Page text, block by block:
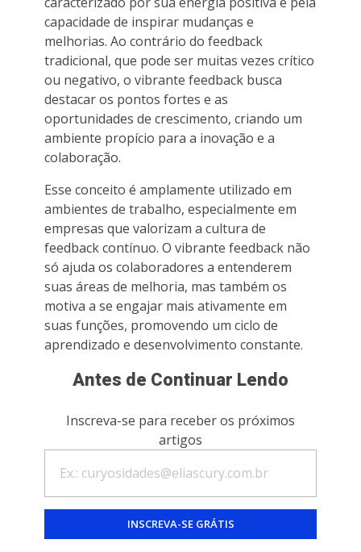
capacidade de inspirar mudanças e
melhorias. Ao contrário do feedback
tradicional, que pode ser muitas vezes crítico
ou negativo, o vibrante feedback busca
destacar os pontos fortes e as
oportunidades de crescimento, criando um
ambiente propício para a inovação e a
colaboração.
Esse conceito é amplamente utilizado em
ambientes de trabalho, especialmente em
empresas que valorizam a cultura de
feedback contínuo. O vibrante feedback não
só ajuda os colaboradores a entenderem
suas áreas de melhoria, mas também os
motiva a se engajar mais ativamente em
suas funções, promovendo um ciclo de
aprendizado e desenvolvimento constante.
Antes de Continuar Lendo
Inscreva-se para receber os próximos
artigos